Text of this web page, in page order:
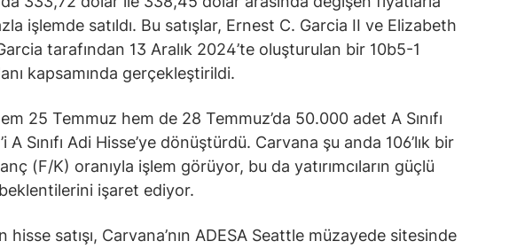
işlemde satıldı. Bu satışlar, Ernest C. Garcia II ve Elizabeth
tarafından 13 Aralık 2024’te oluşturulan bir 10b5-1
kapsamında gerçekleştirildi.
25 Temmuz hem de 28 Temmuz’da 50.000 adet A Sınıfı
A Sınıfı Adi Hisse’ye dönüştürdü. Carvana şu anda 106’lık bir
(F/K) oranıyla işlem görüyor, bu da yatırımcıların güçlü
işaret ediyor.
hisse satışı, Carvana’nın ADESA Seattle müzayede sitesinde